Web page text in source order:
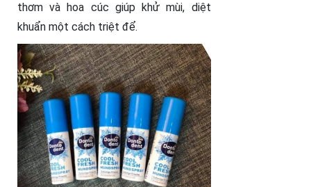
thơm và hoa cúc giúp khử mùi, diệt
khuẩn một cách triệt để.